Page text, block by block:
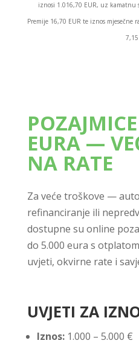
iznosi 1.016,70 EUR, uz kamatnu
Premije 16,70 EUR te iznos mjesečne
EURA —
NA RATE
Za veće troškove —
refinanciranje ili
dostupne su online
do 5.000 eura s
uvjeti, okvirne rate i
UVJETI ZA
Iznos:1.000 – 5.000 €